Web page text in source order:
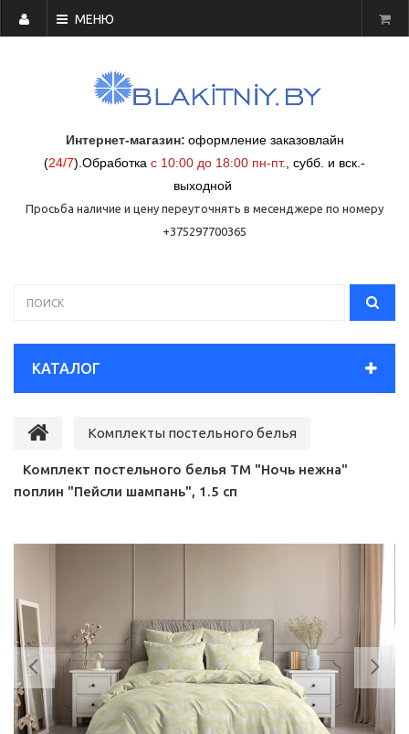
МЕНЮ
Интернет-магазин: оформление заказовлайн
(24/7) Обработка с 10:00 до 18:00 пн-пт. субб. и вск.-
выходной
Просьба наличие и цену переуточнять в месенджере по номеру
+375297700365
КАТАЛОГ
Комплекты постельного белья
Комплект постельного белья ТМ "Ночь нежна"
поплин "Пейсли шампань", 1.5 сп
Previous